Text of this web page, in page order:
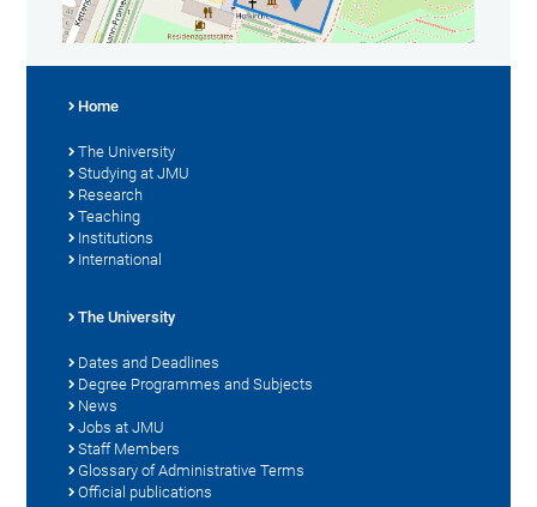
Home
The University
Studying at JMU
Research
Teaching
Institutions
International
The University
Dates and Deadlines
Degree Programmes and Subjects
News
Jobs at JMU
Staff Members
Glossary of Administrative Terms
Official publications